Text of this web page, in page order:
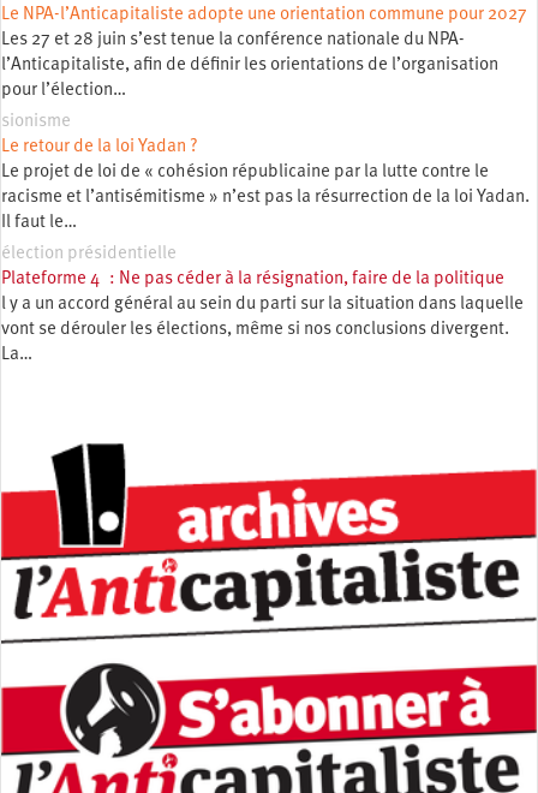
Le NPA-l’Anticapitaliste adopte une orientation commune pour 2027
Les 27 et 28 juin s’est tenue la conférence nationale du NPA-
l’Anticapitaliste, afin de définir les orientations de l’organisation
pour l’élection…
sionisme
Le retour de la loi Yadan ?
Le projet de loi de « cohésion républicaine par la lutte contre le
racisme et l’antisémitisme » n’est pas la résurrection de la loi Yadan.
Il faut le…
élection présidentielle
Plateforme 4 : Ne pas céder à la résignation, faire de la politique
l y a un accord général au sein du parti sur la situation dans laquelle
vont se dérouler les élections, même si nos conclusions divergent.
La…